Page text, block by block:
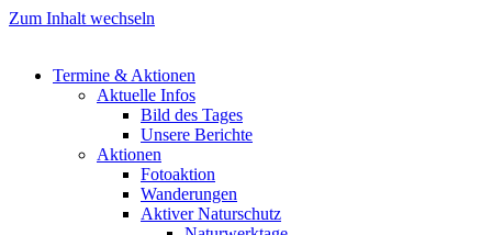
Zum Inhalt wechseln
Termine & Aktionen
Aktuelle Infos
Bild des Tages
Unsere Berichte
Aktionen
Fotoaktion
Wanderungen
Aktiver Naturschutz